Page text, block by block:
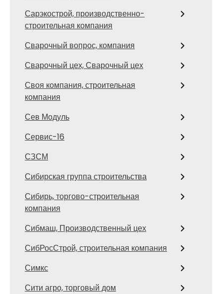
Сарэкострой, производственно-
строительная компания
Сварочный вопрос, компания
Сварочный цех, Сварочный цех
Своя компания, строительная
компания
Сев Модуль
Сервис-16
СЗСМ
Сибирская группа строительства
Сибирь, торгово-строительная
компания
Сибмаш, Производственный цех
СибРосСтрой, строительная компания
Симкс
Сити агро, торговый дом